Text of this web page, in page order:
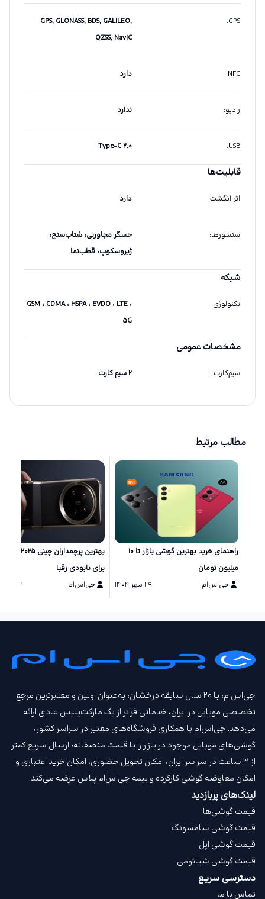
GPS
:
GPS, GLONASS, BDS, GALILEO,
QZSS, NavIC
NFC
: دارد
رادیو: ندارد
USB
: Type-C ۲.۰
قابلیت‌ها
اثر انگشت: دارد
سنسورها:
حسگر مجاورتی، شتاب‌سنج،
ژیروسکوپ، قطب‌نما
شبکه
تکنولوژی:
GSM ، CDMA ، HSPA ، EVDO ، LTE ،
۵G
مشخصات عمومی
سیم‌کارت: ۲ سیم کارت
مطالب مرتبط
راهنمای خرید بهترین گوشی بازار تا ۱۰
میلیون تومان
جی‌اس‌ام
۲۹ مهر ۱۴۰۴
برای نابودی رقبا
جی‌اس‌ام
۱۳ مرداد ۱۴۰۴
جی‌اس‌ام، با ۲۰ سال سابقه درخشان، به‌عنوان اولین و معتبرترین مرجع
تخصصی موبایل در ایران، خدماتی فراتر از یک مارکت‌پلیس عادی ارائه
می‌دهد. جی‌اس‌ام با همکاری فروشگاه‌های معتبر در سراسر کشور،
گوشی‌های موبایل موجود در بازار را با قیمت‌ منصفانه، ارسال سریع کمتر
از ۳ ساعت در سراسر ایران، امکان تحویل حضوری، امکان خرید اعتباری و
امکان معاوضه گوشی کارکرده و بیمه جی‌اس‌ام‌ پلاس عرضه می‌کند.
لینک‌های پربازدید
قیمت گوشی‌ها
قیمت گوشی سامسونگ
قیمت گوشی اپل
قیمت گوشی شیائومی
دسترسی سریع
تماس با ما